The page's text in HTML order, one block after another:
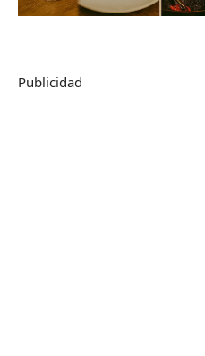
Publicidad